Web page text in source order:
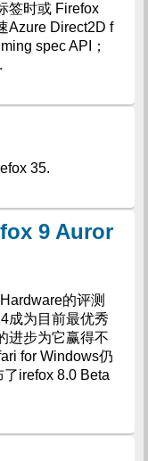
签时或 Firefox
Azure Direct2D f
spec API；
35.
9 Auror
的评测
成为目前最优秀
进步为它赢得不
for Windows仍
irefox 8.0 Beta